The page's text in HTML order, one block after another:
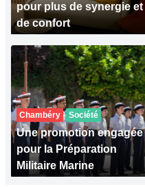
pour plus de synergie et
de confort
Chambéry Société
Une promotion engagée
pour la Préparation
Militaire Marine